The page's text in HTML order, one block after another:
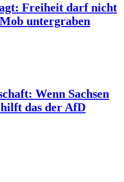
Freiheit darf nicht
untergraben
Wenn Sachsen
das der AfD